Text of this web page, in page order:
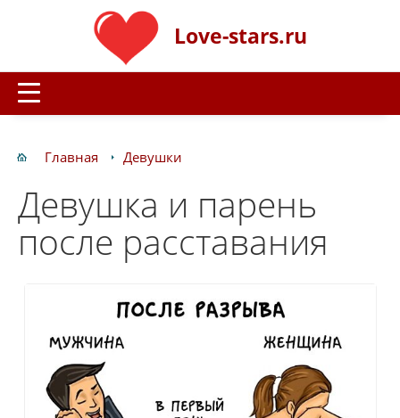
Love-stars.ru
Главная Девушки
Девушка и парень
после расставания